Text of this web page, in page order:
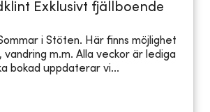
Exklusivt fjällboende
i Stöten. Här finns möjlighet
vandring m.m. Alla veckor är lediga
bokad uppdaterar vi...